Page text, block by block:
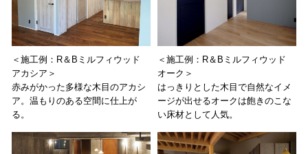
＜施工例：R＆Bミルフィウッド
アカシア＞
赤みがかった多様な木目のアカシ
ア。温もりのある空間に仕上が
る。
＜施工例：R＆Bミルフィウッド
オーク＞
はっきりとした木目で自然なイメ
ージが出せるオークは飽きのこな
い床材として人気。